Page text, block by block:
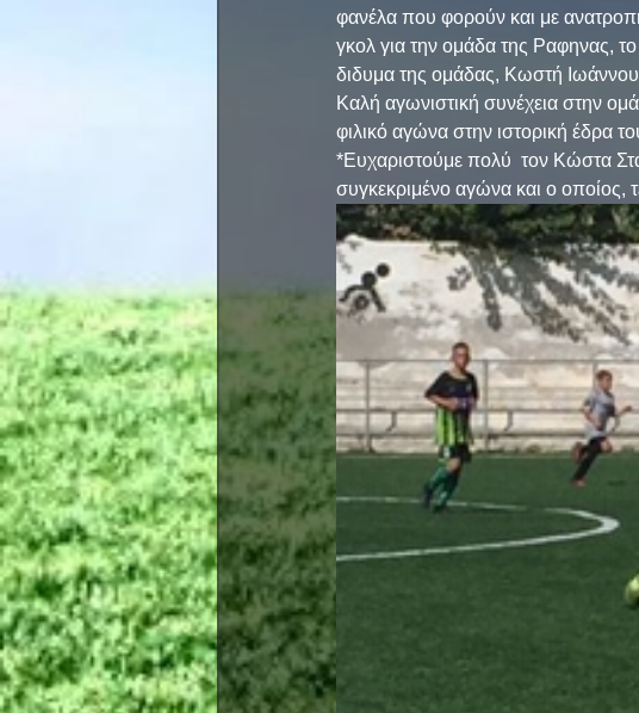
φανέλα που φορούν και με
γκολ για την ομάδα της Ραφηνας,
διδυμα της ομάδας, Κωστή Ιωάννου
Καλή αγωνιστική συνέχεια στην
φιλικό αγώνα στην ιστορική έδρα
*Ευχαριστούμε πολύ  τον Κώστα
συγκεκριμένο αγώνα και ο οποίος,